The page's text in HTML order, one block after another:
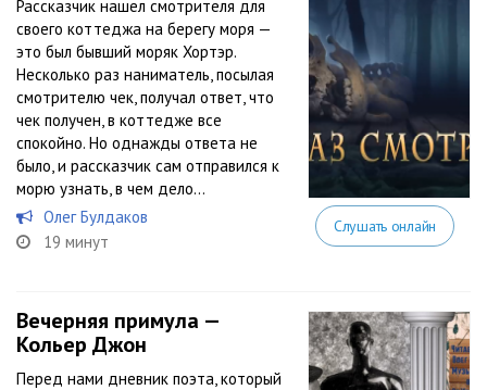
Рассказчик нашел смотрителя для
своего коттеджа на берегу моря —
это был бывший моряк Хортэр.
Несколько раз наниматель, посылая
смотрителю чек, получал ответ, что
чек получен, в коттедже все
спокойно. Но однажды ответа не
было, и рассказчик сам отправился к
морю узнать, в чем дело…
Олег Булдаков
19 минут
Слушать онлайн
Вечерняя примула —
Кольер Джон
Перед нами дневник поэта, который